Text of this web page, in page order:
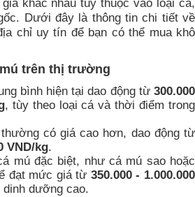
khác nhau tùy thuộc vào loại cá,
Dưới đây là thông tin chi tiết về
chỉ uy tín để bạn có thể mua khô
trên thị trường
bình hiện tại dao động từ 300.000
, tùy theo loại cá và thời điểm trong
có giá cao hơn, dao động từ
VND/kg.
mú đặc biệt, như cá mú sao hoặc
đạt mức giá từ 350.000 - 1.000.000
dinh dưỡng cao.